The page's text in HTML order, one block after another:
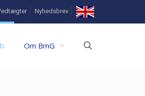
Nyhedsbrev
In
Om BmG